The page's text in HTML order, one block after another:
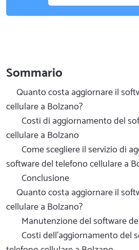
Sommario
Quanto costa aggiornare il
cellulare a Bolzano?
Costi di aggiornamento del
cellulare a Bolzano
Come scegliere il servizio di
software del telefono cellulare a
Conclusione
Quanto costa aggiornare il
cellulare a Bolzano?
Manutenzione del software
Costi dell'aggiornamento del